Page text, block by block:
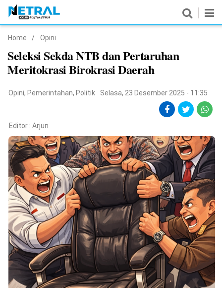
Nasional
Pemerintahan
Hukrim
Pendidikan
Peristiwa
Olahraga
Ekonomi
Memori
Home / Opini
Seleksi Sekda NTB dan Pertaruhan
Meritokrasi Birokrasi Daerah
Opini, Pemerintahan, Politik Selasa, 23 Desember 2025 - 11:35
Editor : Arjun